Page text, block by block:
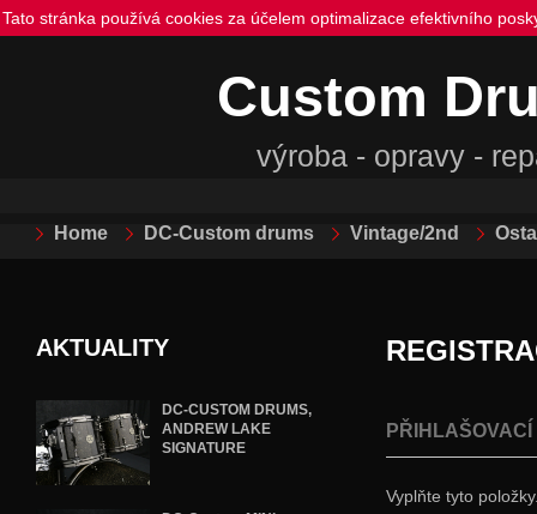
Tato stránka používá cookies za účelem optimalizace efektivního
Custom
výroba - opravy -
Home DC-Custom drums Vintage/2nd
AKTUALITY
DC-CUSTOM DRUMS,
ANDREW LAKE
SIGNATURE
Vyplňte tyto